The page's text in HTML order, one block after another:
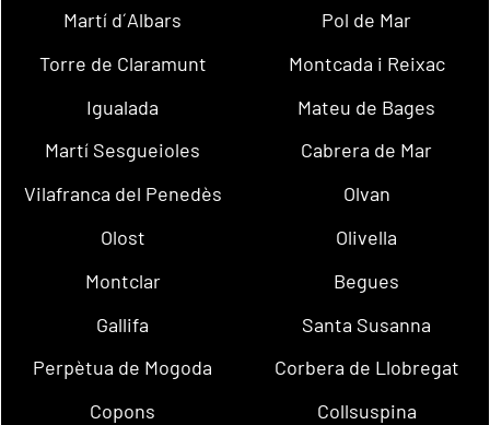
Martí d´Albars
Pol de Mar
Torre de Claramunt
Montcada i Reixac
Igualada
Mateu de Bages
Martí Sesgueioles
Cabrera de Mar
Vilafranca del Penedès
Olvan
Olost
Olivella
Montclar
Begues
Gallifa
Santa Susanna
Perpètua de Mogoda
Corbera de Llobregat
Copons
Collsuspina